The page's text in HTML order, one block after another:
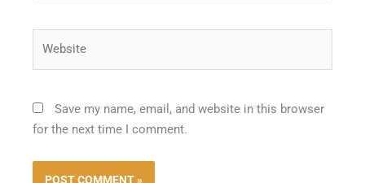
Save my name, email, and website in this browser
for the next time I comment.